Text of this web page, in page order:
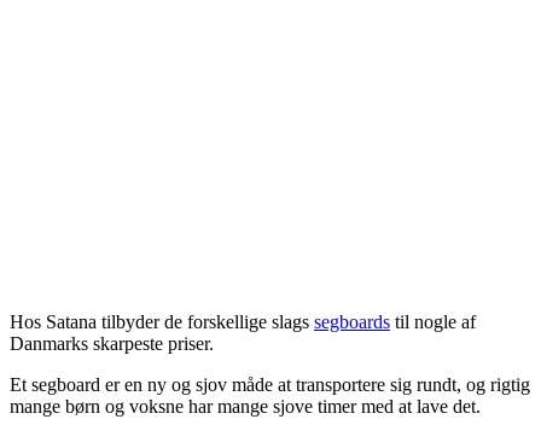
Hos Satana tilbyder de forskellige slags segboards til nogle af
Danmarks skarpeste priser.
Et segboard er en ny og sjov måde at transportere sig rundt, og rigtig
mange børn og voksne har mange sjove timer med at lave det.